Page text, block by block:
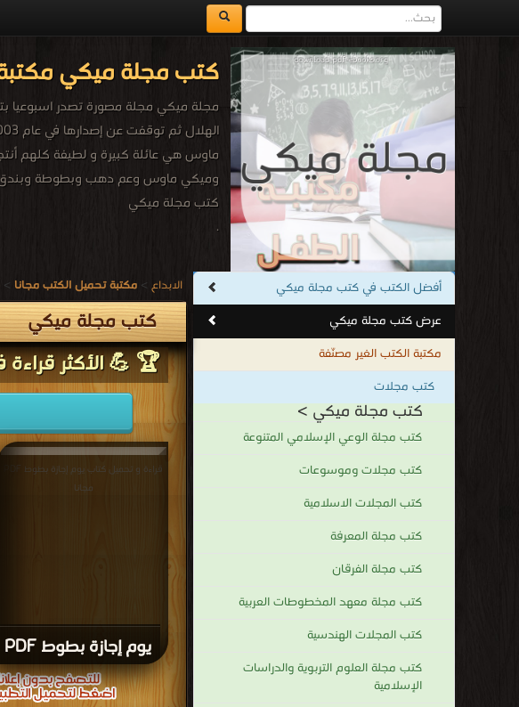
كتب مجلة ميكي
ماوس هي عائلة كبيرة و لطيفة كلهم
وميكي ماوس وعم دهب وبطوطة وبندق
كتب مجلة ميكي
.
أفضل الكتب في كتب مجلة ميكي
عرض كتب مجلة ميكي
مكتبة الكتب الغير مصنّفة
كتب مجلات
كتب مجلة ميكي >
كتب مجلة الوعي الإسلامي المتنوعة
كتب مجلات وموسوعات
كتب المجلات الاسلامية
كتب مجلة المعرفة
كتب مجلة الفرقان
كتب مجلة معهد المخطوطات العربية
كتب المجلات الهندسية
كتب مجلة العلوم التربوية والدراسات
الإسلامية
الابداع > مكتبة تحميل الكتب مجانا >
كتب مجلة ميكي
🏆 💪 الأكثر
يوم إجازة بطوط PDF
مجانا